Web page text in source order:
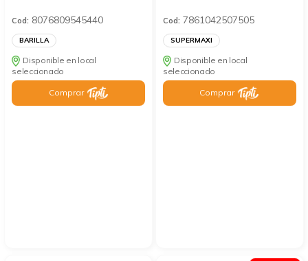
Cod: 8076809545440
BARILLA
Disponible en local
seleccionado
Comprar
Cod: 7861042507505
SUPERMAXI
Disponible en local
seleccionado
Comprar